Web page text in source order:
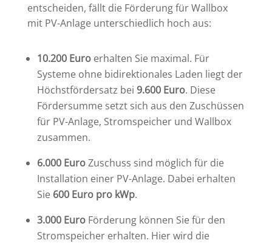
entscheiden, fällt die Förderung für Wallbox
mit PV-Anlage unterschiedlich hoch aus:
10.200 Euroerhalten Sie maximal. Für
Systeme ohne bidirektionales Laden liegt der
Höchstfördersatz bei 9.600 Euro. Diese
Fördersumme setzt sich aus den Zuschüssen
für PV-Anlage, Stromspeicher und Wallbox
zusammen.
6.000 EuroZuschuss sind möglich für die
Installation einer PV-Anlage. Dabei erhalten
Sie 600 Euro pro kWp.
3.000 EuroFörderung können Sie für den
Stromspeicher erhalten. Hier wird die